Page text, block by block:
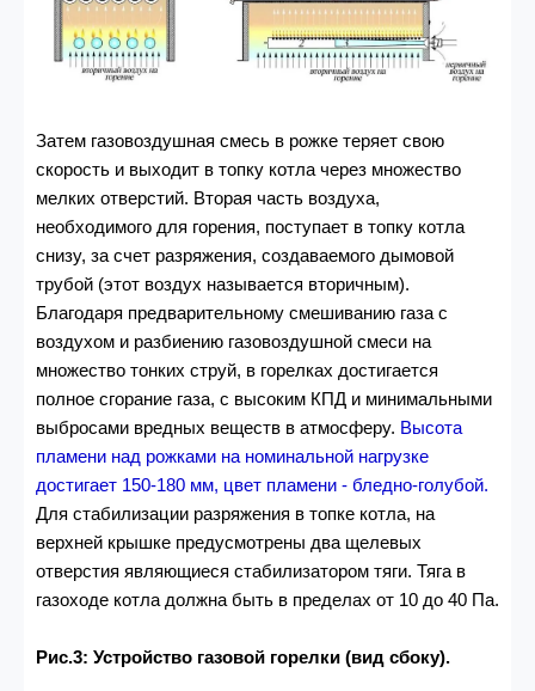
Затем газовоздушная смесь в рожке теряет свою
скорость и выходит в топку котла через множество
мелких отверстий. Вторая часть воздуха,
необходимого для горения, поступает в топку котла
снизу, за счет разряжения, создаваемого дымовой
трубой (этот воздух называется вторичным).
Благодаря предварительному смешиванию газа с
воздухом и разбиению газовоздушной смеси на
множество тонких струй, в горелках достигается
полное сгорание газа, с высоким КПД и минимальными
выбросами вредных веществ в атмосферу. Высота
пламени над рожками на номинальной нагрузке
достигает 150-180 мм, цвет пламени - бледно-голубой.
Для стабилизации разряжения в топке котла, на
верхней крышке предусмотрены два щелевых
отверстия являющиеся стабилизатором тяги. Тяга в
газоходе котла должна быть в пределах от 10 до 40 Па.
Рис.3: Устройство газовой горелки (вид сбоку).